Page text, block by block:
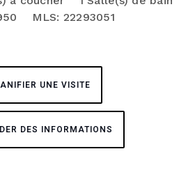
MLS: 22293051
UNE VISITE
DES INFORMATIONS